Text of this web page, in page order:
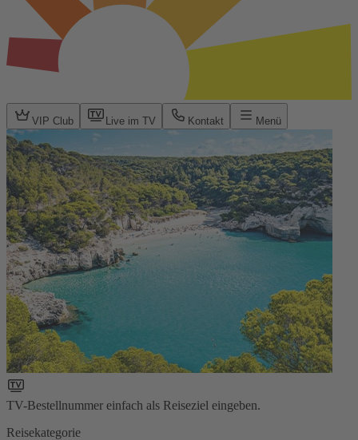
VIP Club Live im TV Kontakt Menü
TV-Bestellnummer einfach als Reiseziel eingeben.
Reisekategorie